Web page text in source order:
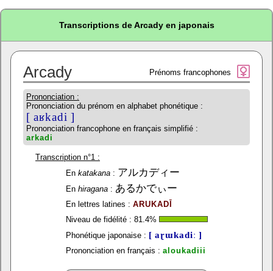
Transcriptions de Arcady en japonais
Arcady Prénoms francophones
Prononciation :
Prononciation du prénom en alphabet phonétique :
[ aʁkadi ]
Prononciation francophone en français simplifié :
arkadi
Transcription n°1 :
En katakana: アルカディー
En hiragana: あるかでぃー
En lettres latines : ARUKADĪ
Niveau de fidélité : 81.4%
Phonétique japonaise : [ aɽɯkadiː ]
Prononciation en français : aloukadiii